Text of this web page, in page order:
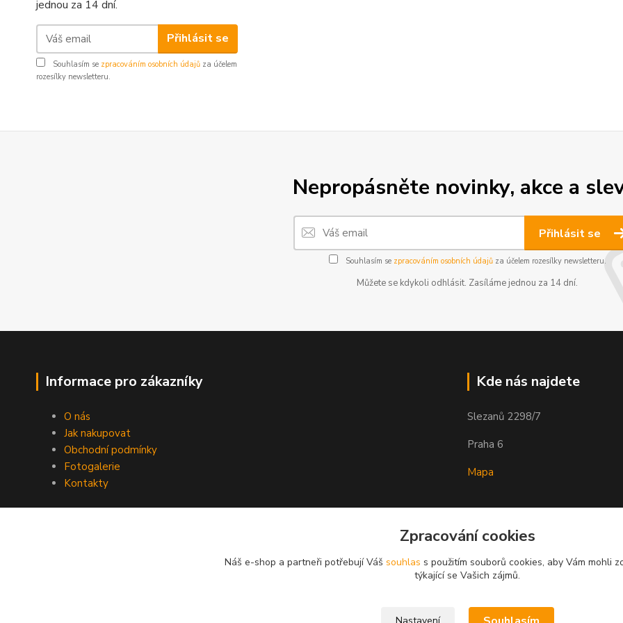
jednou za 14 dní.
Přihlásit se
Souhlasím se zpracováním osobních údajů za účelem
rozesílky newsletteru.
Nepropásněte novinky, akce a
Přihlásit se
Souhlasím se zpracováním osobních údajůza účelem rozesílky newsletteru.
Můžete se kdykoli odhlásit. Zasíláme jednou za 14 dní.
Informace pro zákazníky
O nás
Jak nakupovat
Obchodní podmínky
Fotogalerie
Kontakty
Kde nás najdete
Slezanů 2298/7
Praha 6
Mapa
Zpracování cookies
Náš e-shop a partneři potřebují Váš souhlas s použitím souborů cookies, aby Vám mohli
týkající se Vašich zájmů.